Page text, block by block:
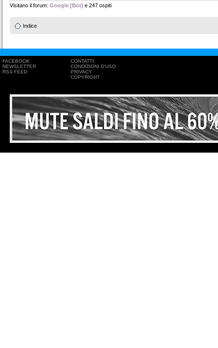
Visitano il forum: Google [Bot] e 247 ospiti
Indice
FACEBOOK
NEWSLETTER
RSS FEED
CONTATTI
CONDIZIONI D'USO
PRIVACY
COPYRIGHT